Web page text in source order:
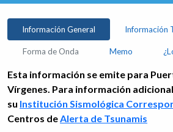
Información General Información
Forma de Onda Memo
Esta información se emite para
Vírgenes. Para información
su Institución Sismológica
Centros deAlerta de Tsunamis